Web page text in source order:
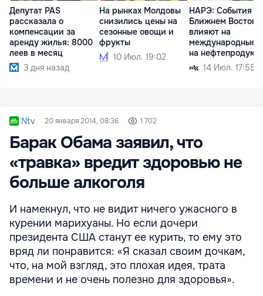
Депутат PAS
рассказала о
компенсации за
аренду жилья: 8000
леев в месяц
3 дня назад
На рынках Молдовы
снизились цены на
сезонные овощи и
фрукты
10 Июл. 19:02
НАРЭ: События на
Ближнем Востоке
влияют на
международные
на
14 Июл. 17:55
Ntv 20 января 2014, 08:36 1 702
Барак Обама заявил, что
«травка» вредит здоровью не
больше алкоголя
И намекнул, что не видит ничего ужасного в
курении марихуаны. Но если дочери
президента США станут ее курить, то ему это
вряд ли понравится: «Я сказал своим дочкам,
что, на мой взгляд, это плохая идея, трата
времени и не очень полезно для здоровья».